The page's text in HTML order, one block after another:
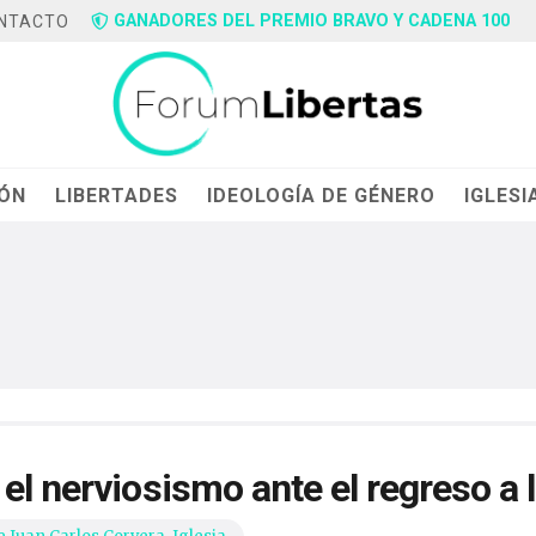
GANADORES DEL PREMIO BRAVO Y CADENA 100
LIBERTADES IDEOLOGÍA DE GÉNERO
nerviosismo ante el regreso a